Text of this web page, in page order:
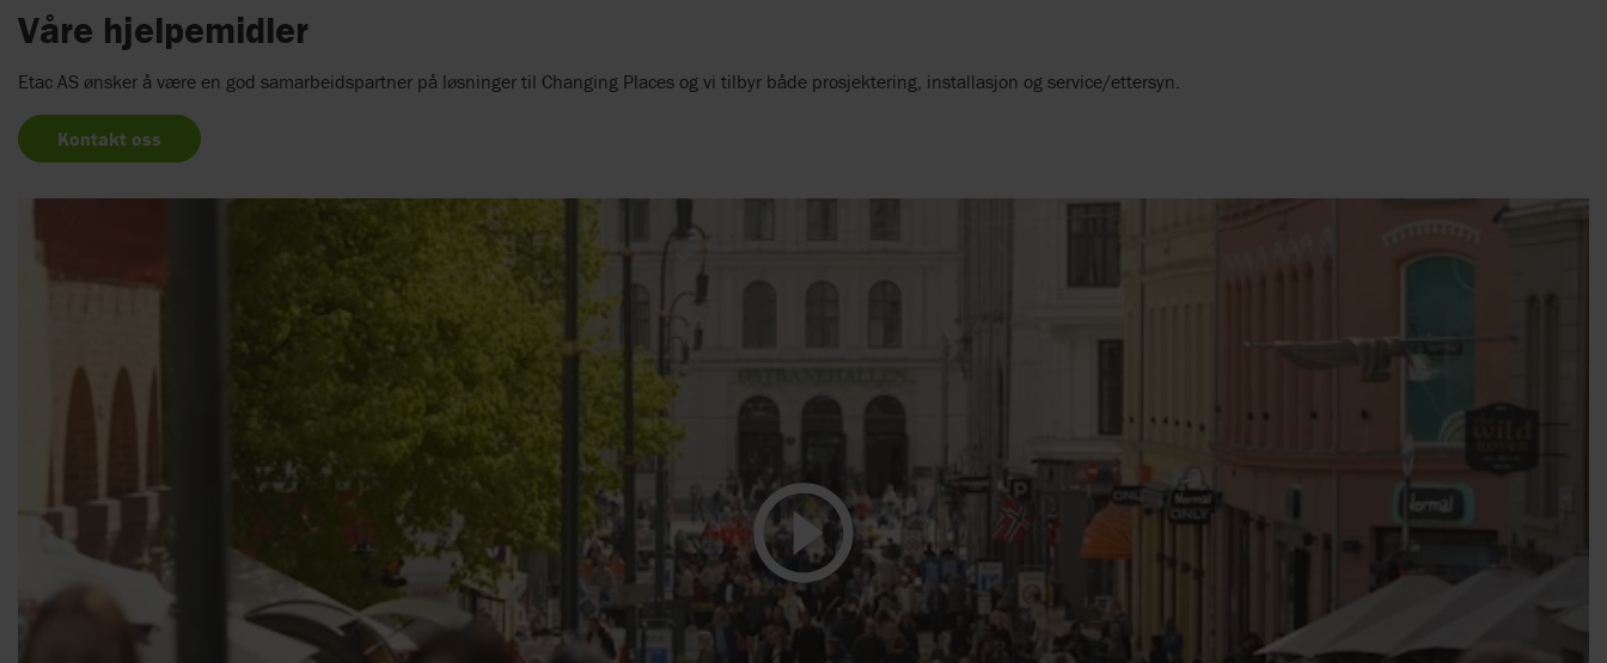
Våre hjelpemidler
Etac AS ønsker å være en god samarbeidspartner på løsninger til Changing Places og vi tilbyr både prosjektering, installasjon og service/ettersyn.
Kontakt oss